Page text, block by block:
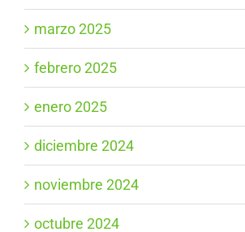
marzo 2025
febrero 2025
enero 2025
diciembre 2024
noviembre 2024
octubre 2024